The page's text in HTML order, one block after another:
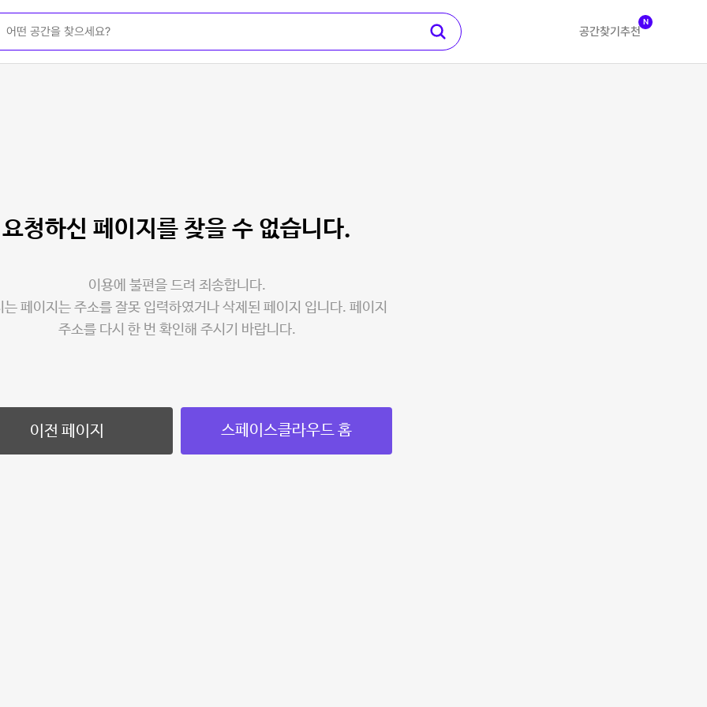
공간찾기 추천
N
요청하신 페이지를 찾을 수 없습니다.
이용에 불편을 드려 죄송합니다.
는 페이지는 주소를 잘못 입력하였거나 삭제된 페이지 입니다. 페이지
주소를 다시 한 번 확인해 주시기 바랍니다.
이전 페이지 스페이스클라우드 홈